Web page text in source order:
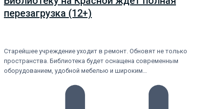
перезагрузка (12+)
Старейшее учреждение уходит в ремонт. Обновят не только
пространства. Библиотека будет оснащена современным
оборудованием, удобной мебелью и широким…